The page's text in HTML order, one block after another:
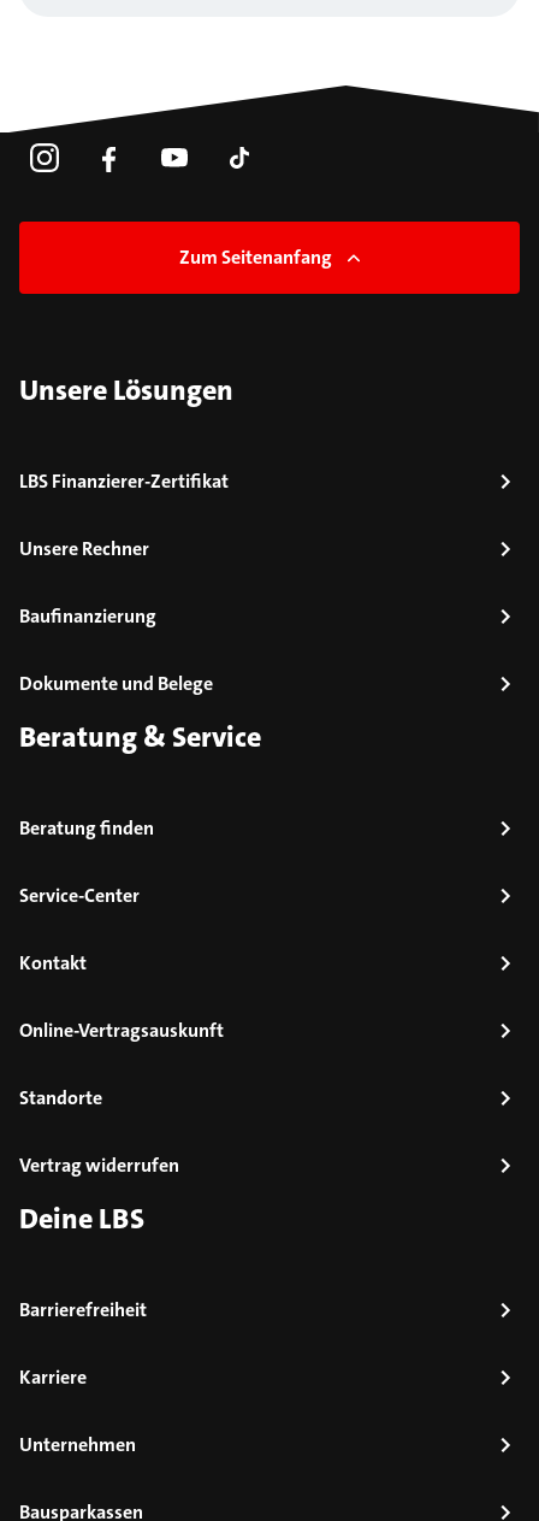
Zum Seitenanfang
Unsere Lösungen
LBS Finanzierer-Zertifikat
Unsere Rechner
Baufinanzierung
Dokumente und Belege
Beratung & Service
Beratung finden
Service-Center
Kontakt
Online-Vertragsauskunft
Standorte
Vertrag widerrufen
Deine LBS
Barrierefreiheit
Karriere
Unternehmen
Bausparkassen